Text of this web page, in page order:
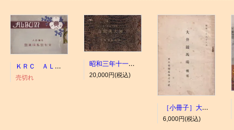
ＫＲＣ ＡＬＢＵＭ（京都競馬場写真帖）
売切れ
昭和三年十一月 御大典記念
20,000円(税込)
［小冊子］大井競馬場 概要
6,000円(税込)